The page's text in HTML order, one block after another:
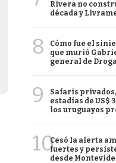
Rivera no
década y
8
Cómo fue el
que murió
general de
9
Safaris
estadías de US$
los uruguayos
10Cesó la alerta
fuertes y
desde